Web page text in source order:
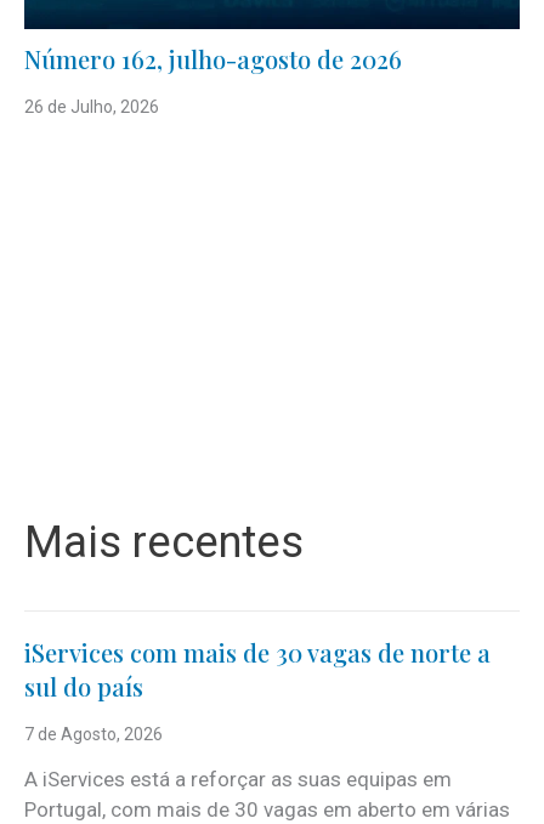
Número 162, julho-agosto de 2026
26 de Julho, 2026
Mais recentes
iServices com mais de 30 vagas de norte a
sul do país
7 de Agosto, 2026
A iServices está a reforçar as suas equipas em
Portugal, com mais de 30 vagas em aberto em várias